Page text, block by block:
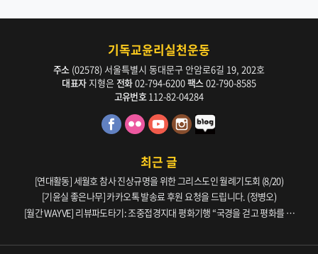
기독교윤리실천운동
주소 (02578) 서울특별시 동대문구 안암로6길 19, 202호
대표자지형은 전화02-794-6200팩스 02-790-8585
고유번호 112-82-04284
최근 글
[연대활동] 세월호 참사 진상규명을 위한 그리스도인 월례기도회 (8/20)
[기윤실 좋은나무] 카카오톡 발송료 후원 요청을 드립니다. (정병오)
[월간 WAYVE] 리뷰파도타기: 조중접경지대 평화기행 “국경을 걷고 평화를 생